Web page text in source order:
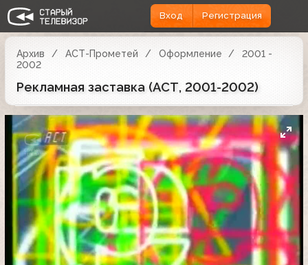
Вход Регистрация
Архив АСТ-Прометей Оформление
2001 -
2002
Рекламная заставка (АСТ, 2001-2002)